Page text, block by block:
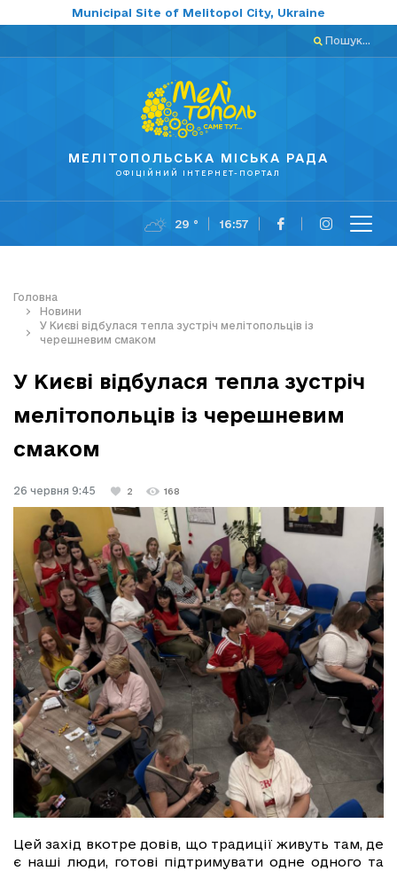
Municipal Site of Melitopol City, Ukraine
Пошук...
МЕЛІТОПОЛЬСЬКА МІСЬКА РАДА
ОФІЦІЙНИЙ ІНТЕРНЕТ-ПОРТАЛ
29 ° 16:57
Головна
Новини
У Києві відбулася тепла зустріч мелітопольців із
черешневим смаком
У Києві відбулася тепла зустріч
мелітопольців із черешневим
смаком
26 червня 9:45 2 168
Цей захід вкотре довів, що традиції живуть там, де
є наші люди, готові підтримувати одне одного та